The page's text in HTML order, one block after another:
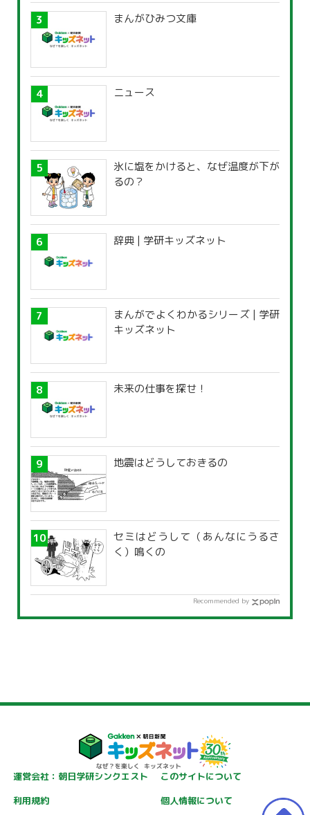
まんがひみつ文庫
ニュース
氷に塩をかけると、なぜ温度が下が
るの？
辞典 | 学研キッズネット
まんがでよくわかるシリーズ | 学研
キッズネット
未来の仕事を探せ！
地震はどうしておきるの
セミはどうして（あんなにうるさ
く）鳴くの
Recommended by
運営会社：朝日学研シンクエスト
このサイトについて
利用規約
個人情報について